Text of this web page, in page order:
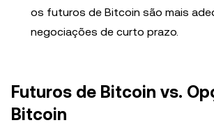
os futuros de Bitcoin são mais
negociações de curto prazo.
Futuros de Bitcoin vs.
Bitcoin